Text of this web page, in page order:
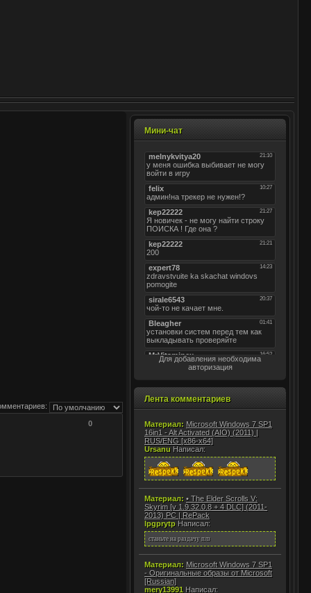
0
Мини-чат
Для добавления необходима
авторизация
Лента комментариев
Материал: Microsoft Windows 7 SP1
16in1 - Alt Activated (AIO) (2011) |
RUS/ENG [x86-x64]
Ursanu Написал:
Материал: • The Elder Scrolls V:
Skyrim [v 1.9.32.0.8 + 4 DLC] (2011-
2013) PC | RePack
lpgprytp Написал:
станьте на раздачу плз
Материал: Microsoft Windows 7 SP1
- Оригинальные образы от Microsoft
[Russian]
mery13991 Написал: